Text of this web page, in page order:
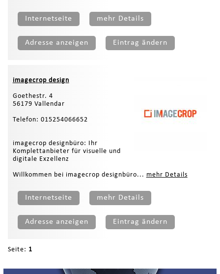
Internetseite mehr Details
Adresse anzeigen Eintrag ändern
imagecrop design
Goethestr. 4
56179 Vallendar
Telefon: 015254066652
imagecrop designbüro: Ihr
Komplettanbieter für visuelle und
digitale Exzellenz
Willkommen bei imagecrop designbüro... mehr Details
Internetseite mehr Details
Adresse anzeigen Eintrag ändern
Seite: 1